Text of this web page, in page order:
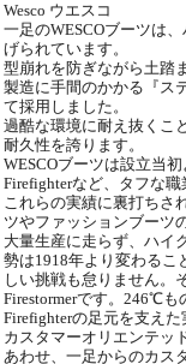
Wesco ウエスコ
一足のWESCOブーツは
げられています。
型崩れを防ぎながら土踏
製造に手間のかかる『ス
て採用しました。
過酷な環境に耐え抜くこ
耐久性を誇ります。
WESCOブーツは設立当
Firefighterなど、タフな
これらの実績に裏打ちさ
ツやファッションブーツ
大量生産に走らず、ハイ
勢は1918年より変わるこ
しい挑戦も怠りません。
Firestormerです。246℃も
Firefighterの足元を支えた
カスタマーオリエンテッ
あわせ、一足からのカス